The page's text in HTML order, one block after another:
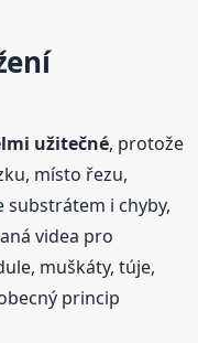
užitečné, protože
místo řezu,
i chyby,
videa pro
muškáty, túje,
princip